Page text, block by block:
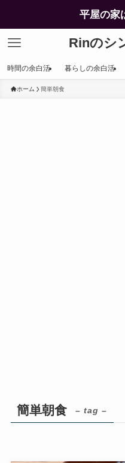
平屋の家
Rinのシ
時間の余白活 暮らしの余白活
ホーム 簡単朝食
簡単朝食 – tag –